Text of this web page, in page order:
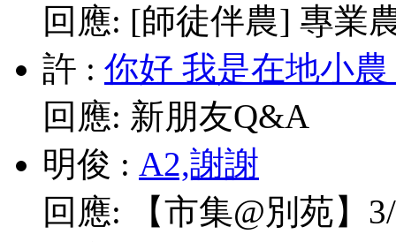
回應: [師徒伴農] 專業
許 : 你好 我是在地小
回應: 新朋友Q&A
明俊 : A2,謝謝
回應:
【市集@別苑】